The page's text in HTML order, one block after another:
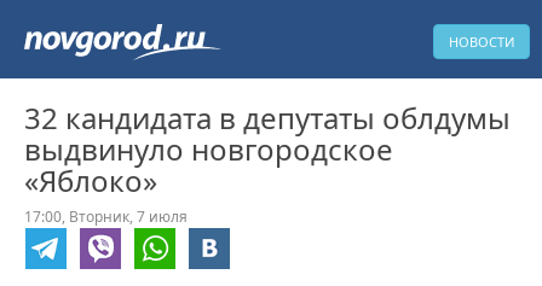
НОВОСТИ
32 кандидата в депутаты облдумы
выдвинуло новгородское
«Яблоко»
17:00, Вторник, 7 июля